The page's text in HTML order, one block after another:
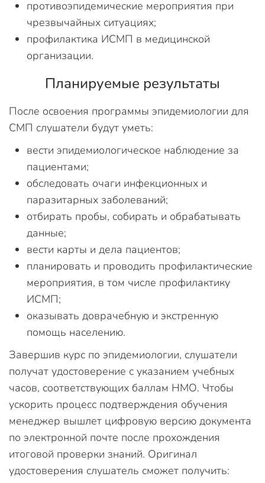
противоэпидемические мероприятия при
чрезвычайных ситуациях;
профилактика ИСМП в медицинской
организации.
Планируемые результаты
После освоения программы эпидемиологии для
СМП слушатели будут уметь:
вести эпидемиологическое наблюдение за
пациентами;
обследовать очаги инфекционных и
паразитарных заболеваний;
отбирать пробы, собирать и обрабатывать
данные;
вести карты и дела пациентов;
планировать и проводить профилактические
мероприятия, в том числе профилактику
ИСМП;
оказывать доврачебную и экстренную
помощь населению.
Завершив курс по эпидемиологии, слушатели
получат удостоверение с указанием учебных
часов, соответствующих баллам НМО. Чтобы
ускорить процесс подтверждения обучения
менеджер вышлет цифровую версию документа
по электронной почте после прохождения
итоговой проверки знаний. Оригинал
удостоверения слушатель сможет получить: